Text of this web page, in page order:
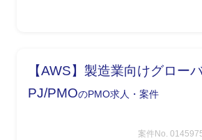
【AWS】製造業向けグロー
PJ/PMOのPMO求人・案件
案件No.